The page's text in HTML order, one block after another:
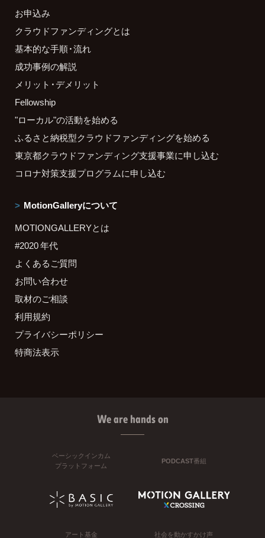
お申込み
クラウドファンディングとは
基本的な手順・流れ
成功事例の解説
メリット・デメリット
Fellowship
"ローカル"の活動を始める
ふるさと納税型クラウドファンディングを始める
東京都クラウドファンディング支援事業に申し込む
コロナ対策支援プログラムに申し込む
MotionGalleryについて
MOTIONGALLERYとは
#2020 年代
よくあるご質問
お問い合わせ
取材のご相談
利用規約
プライバシーポリシー
特商法表示
We are hands on
ベーシックインカム
プラットフォーム
PODCAST番組
アート基金 社会を動かすかけ声